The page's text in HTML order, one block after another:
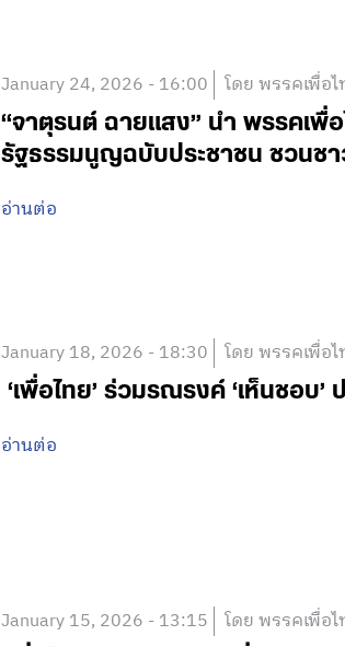
January 24, 2026 - 16:00 โดย พรรคเพื่อ
“จาตุรนต์ ฉายแสง” นำ พรรคเ
รัฐธรรมนูญฉบับประชาชน ชวนชา
อ่านต่อ
January 18, 2026 - 18:30 โดย พรรคเพื่อ
‘เพื่อไทย’ ร่วมรณรงค์ ‘เห็นชอบ
อ่านต่อ
January 15, 2026 - 13:15 โดย พรรคเพื่อ